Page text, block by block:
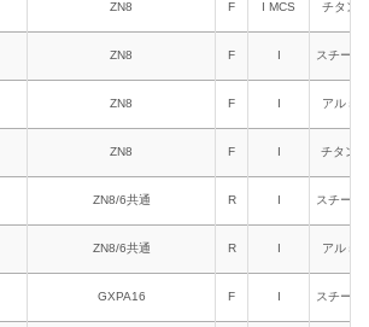
ZN8 F I MCS チタン
ZN8 F I スチール
ZN8 F I アルミ
ZN8 F I チタン
ZN8/6共通 R I スチール
ZN8/6共通 R I アルミ
GXPA16 F I スチール